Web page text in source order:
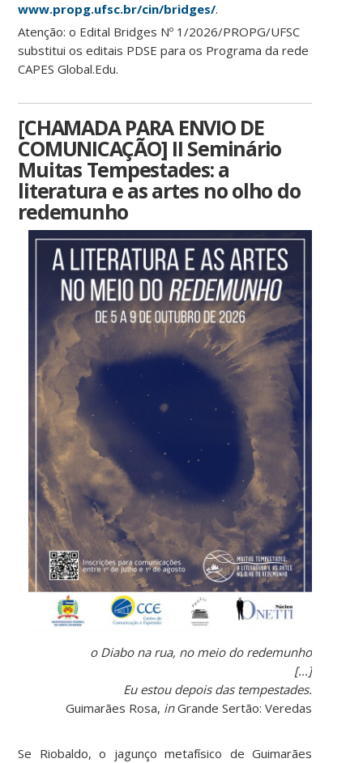
www.propg.ufsc.br/cin/bridges/.
Atenção: o Edital Bridges Nº 1/2026/PROPG/UFSC
substitui os editais PDSE para os Programa da rede
CAPES Global.Edu.
[CHAMADA PARA ENVIO DE
COMUNICAÇÃO] II Seminário
Muitas Tempestades: a
literatura e as artes no olho do
redemunho
o Diabo na rua, no meio do redemunho
[…]
Eu estou depois das tempestades.
Guimarães Rosa, inGrande Sertão: Veredas
Se Riobaldo, o jagunço metafísico de Guimarães